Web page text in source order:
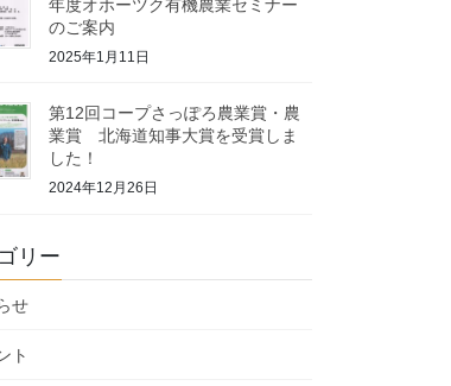
年度オホーツク有機農業セミナー
のご案内
2025年1月11日
第12回コープさっぽろ農業賞・農
業賞 北海道知事大賞を受賞しま
した！
2024年12月26日
リー
せ
ト